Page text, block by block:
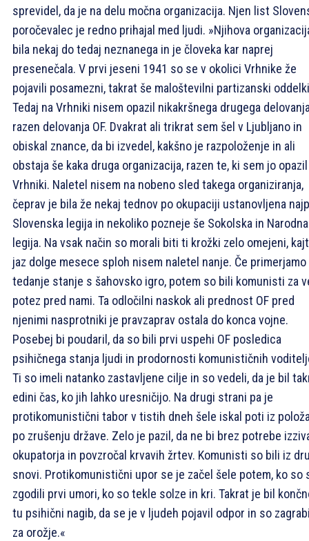
sprevidel, da je na delu močna organizacija. Njen list
poročevalec je redno prihajal med ljudi. »Njihova
bila nekaj do tedaj neznanega in je človeka kar naprej
presenečala. V prvi jeseni 1941 so se v okolici Vrhnike že
pojavili posamezni, takrat še maloštevilni partizanski
Tedaj na Vrhniki nisem opazil nikakršnega drugega
razen delovanja OF. Dvakrat ali trikrat sem šel v Ljubljano in
obiskal znance, da bi izvedel, kakšno je razpoloženje in ali
obstaja še kaka druga organizacija, razen te, ki sem jo
Vrhniki. Naletel nisem na nobeno sled takega organiziranja,
čeprav je bila že nekaj tednov po okupaciji ustanovljena
Slovenska legija in nekoliko pozneje še Sokolska in Narodna
legija. Na vsak način so morali biti ti krožki zelo omejeni,
jaz dolge mesece sploh nisem naletel nanje. Če primerjamo
tedanje stanje s šahovsko igro, potem so bili komunisti za
potez pred nami. Ta odločilni naskok ali prednost OF pred
njenimi nasprotniki je pravzaprav ostala do konca vojne.
Posebej bi poudaril, da so bili prvi uspehi OF posledica
psihičnega stanja ljudi in prodornosti komunističnih
Ti so imeli natanko zastavljene cilje in so vedeli, da je bil
edini čas, ko jih lahko uresničijo. Na drugi strani pa je
protikomunistični tabor v tistih dneh šele iskal poti iz
po zrušenju države. Zelo je pazil, da ne bi brez potrebe
okupatorja in povzročal krvavih žrtev. Komunisti so bili iz
snovi. Protikomunistični upor se je začel šele potem, ko so
zgodili prvi umori, ko so tekle solze in kri. Takrat je bil
tu psihični nagib, da se je v ljudeh pojavil odpor in so
za orožje.«